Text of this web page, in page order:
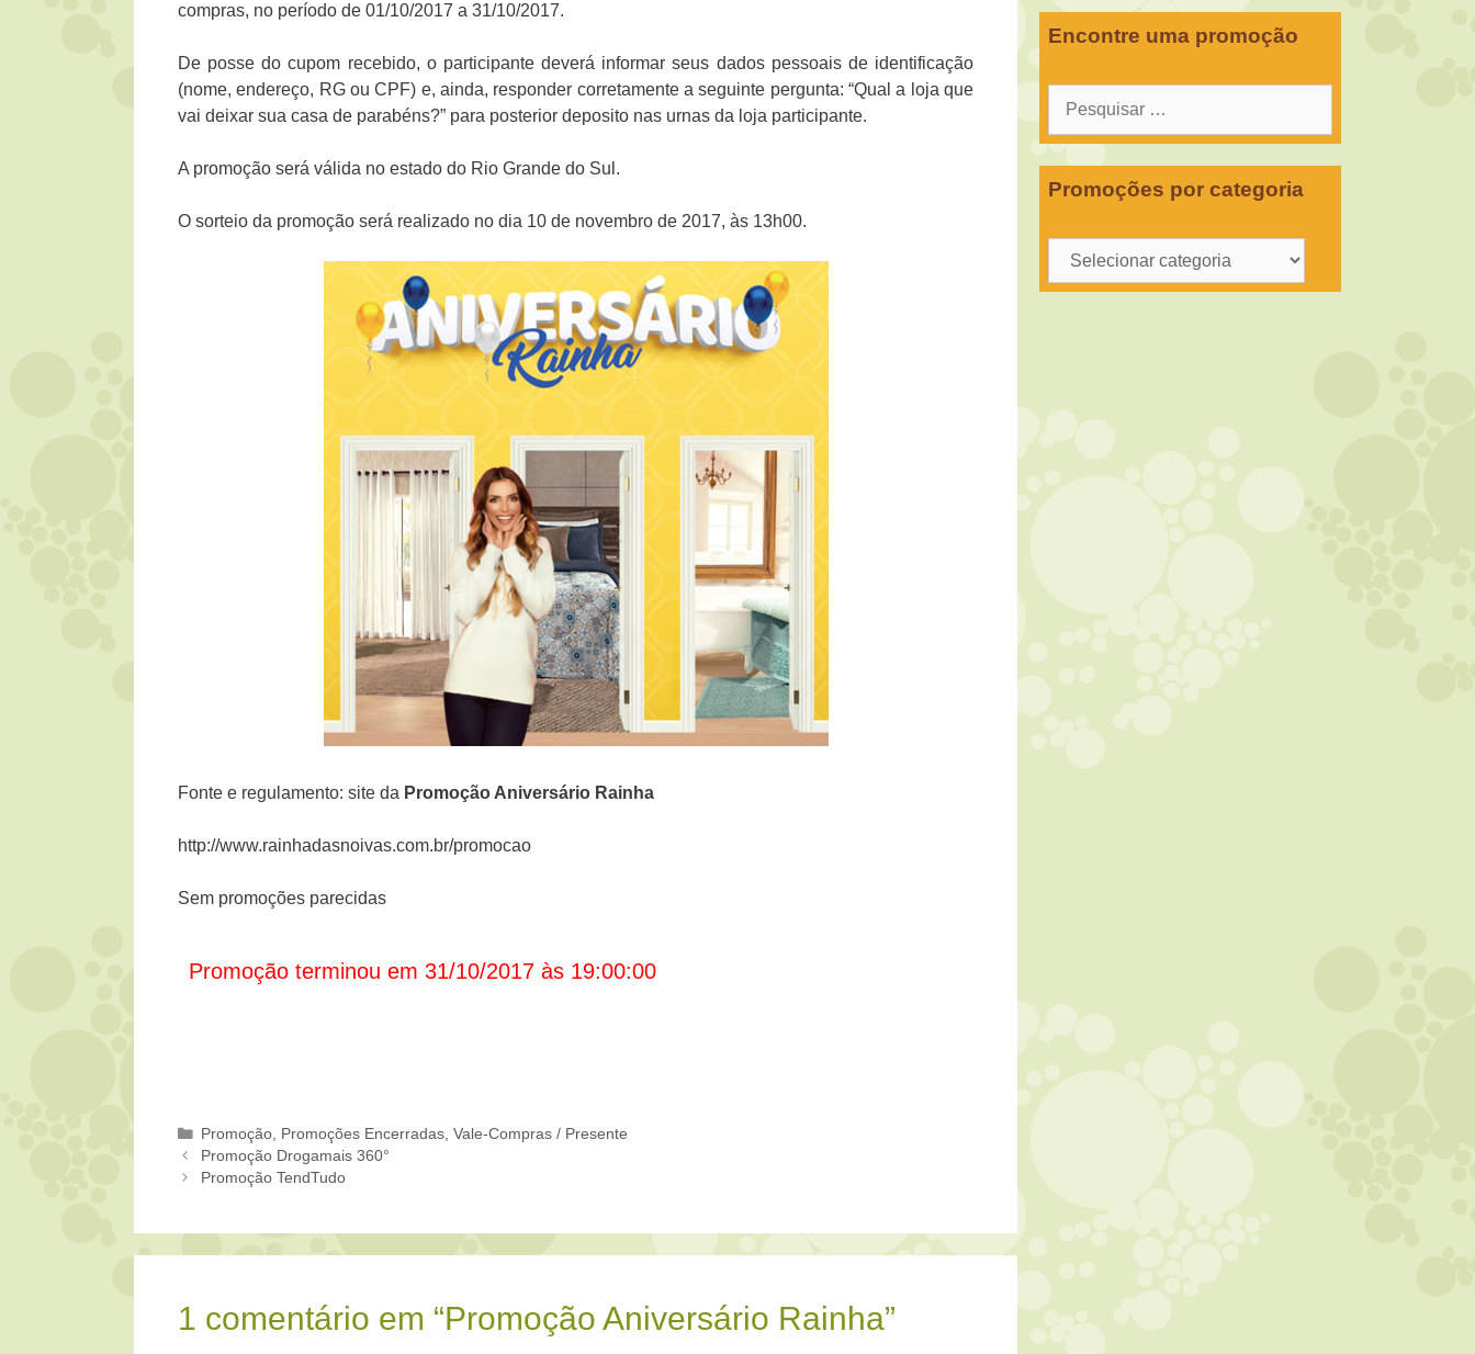
compras, no período de 01/10/2017 a 31/10/2017.
De posse do cupom recebido, o participante deverá informar seus dados pessoais de identificação
(nome, endereço, RG ou CPF) e, ainda, responder corretamente a seguinte pergunta: “Qual a loja que
vai deixar sua casa de parabéns?” para posterior deposito nas urnas da loja participante.
A promoção será válida no estado do Rio Grande do Sul.
O sorteio da promoção será realizado no dia 10 de novembro de 2017, às 13h00.
Fonte e regulamento: site da Promoção Aniversário Rainha
http://www.rainhadasnoivas.com.br/promocao
Sem promoções parecidas
Promoção terminou em 31/10/2017 às 19:00:00
Categorias
Promoção Promoções Encerradas ,Vale-Compras / Presente
Promoção Drogamais 360°
Promoção TendTudo
1 comentário em “Promoção Aniversário Rainha”
Encontre uma promoção
Pesquisar
Promoções por categoria
Promoções
por